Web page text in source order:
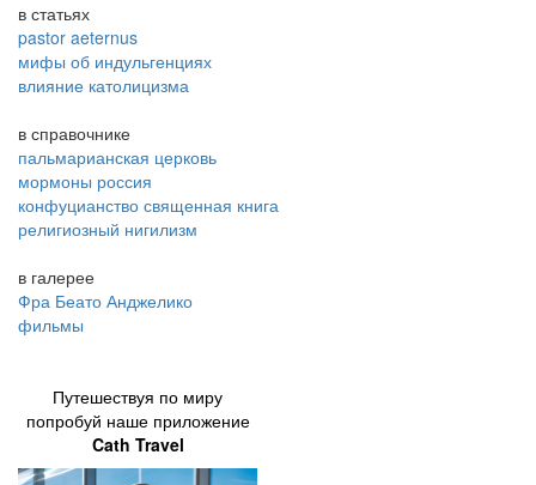
в статьях
pastor aeternus
мифы об индульгенциях
влияние католицизма
в справочнике
пальмарианская церковь
мормоны россия
конфуцианство священная книга
религиозный нигилизм
в галерее
Фра Беато Анджелико
фильмы
Путешествуя по миру
попробуй наше приложение
Cath Travel